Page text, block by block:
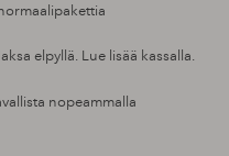
elpyllä. Lue lisää kassalla.
nopeammalla